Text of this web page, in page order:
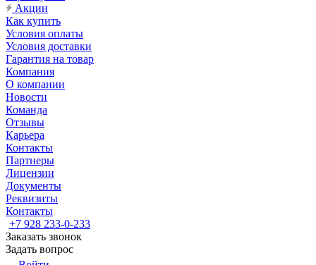
Акции
Как купить
Условия оплаты
Условия доставки
Гарантия на товар
Компания
О компании
Новости
Команда
Отзывы
Карьера
Контакты
Партнеры
Лицензии
Документы
Реквизиты
Контакты
+7 928 233-0-233
Заказать звонок
Задать вопрос